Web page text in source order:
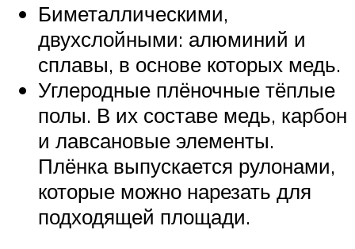
Биметаллическими,
двухслойными: алюминий и
сплавы, в основе которых медь.
Углеродные плёночные тёплые
полы. В их составе медь, карбон
и лавсановые элементы.
Плёнка выпускается рулонами,
которые можно нарезать для
подходящей площади.